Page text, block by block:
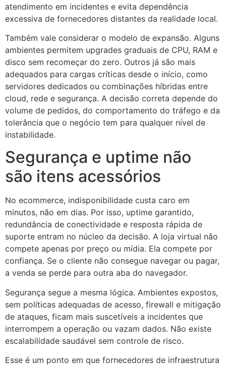
atendimento em incidentes e evita dependência
excessiva de fornecedores distantes da realidade local.
Também vale considerar o modelo de expansão. Alguns
ambientes permitem upgrades graduais de CPU, RAM e
disco sem recomeçar do zero. Outros já são mais
adequados para cargas críticas desde o início, como
servidores dedicados ou combinações híbridas entre
cloud, rede e segurança. A decisão correta depende do
volume de pedidos, do comportamento do tráfego e da
tolerância que o negócio tem para qualquer nível de
instabilidade.
Segurança e uptime não
são itens acessórios
No ecommerce, indisponibilidade custa caro em
minutos, não em dias. Por isso, uptime garantido,
redundância de conectividade e resposta rápida de
suporte entram no núcleo da decisão. A loja virtual não
compete apenas por preço ou mídia. Ela compete por
confiança. Se o cliente não consegue navegar ou pagar,
a venda se perde para outra aba do navegador.
Segurança segue a mesma lógica. Ambientes expostos,
sem políticas adequadas de acesso, firewall e mitigação
de ataques, ficam mais suscetíveis a incidentes que
interrompem a operação ou vazam dados. Não existe
escalabilidade saudável sem controle de risco.
Esse é um ponto em que fornecedores de infraestrutura